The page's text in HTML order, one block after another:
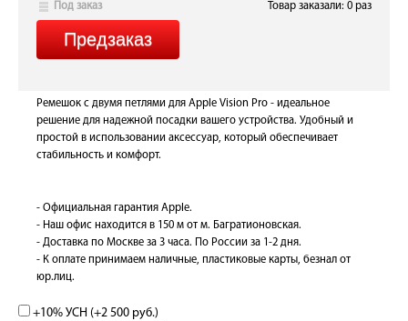
Под заказ Товар заказали: 0 раз
Ремешок с двумя петлями для Apple Vision Pro - идеальное
решение для надежной посадки вашего устройства. Удобный и
простой в использовании аксессуар, который обеспечивает
стабильность и комфорт.
- Официальная гарантия Apple.
- Наш офис находится в 150 м от м. Багратионовская.
- Доставка по Москве за 3 часа. По России за 1-2 дня.
- К оплате принимаем наличные, пластиковые карты, безнал от
юр.лиц.
+10% УСН (+2 500 руб.)